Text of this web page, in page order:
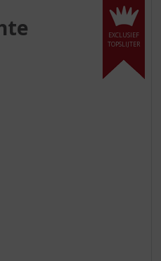
EXCLUSIEF
TOPSLIJTER